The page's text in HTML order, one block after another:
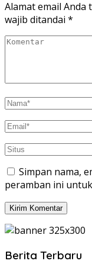
Alamat email Anda
wajib ditandai *
Simpan nama,
peramban ini
Berita Terbaru